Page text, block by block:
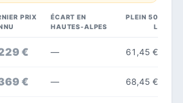
PRIX
ÉCART EN
HAUTES-ALPES
PLEIN 50
L
€ — 61,45 €
€ — 68,45 €